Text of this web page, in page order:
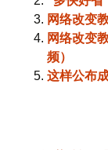
网络改变
网络改变
频）
这样公布